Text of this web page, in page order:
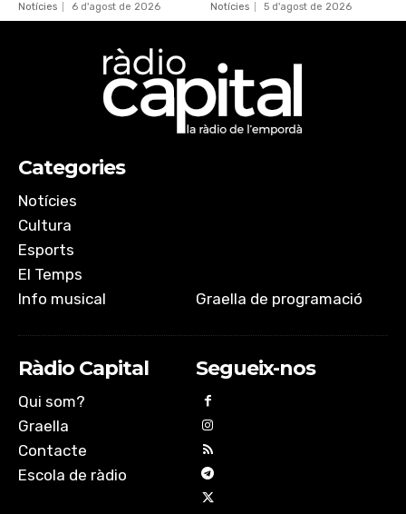
Notícies 6 d'agost de 2026 Notícies 5 d'agost de 2026
Categories
Notícies
Cultura
Esports
El Temps
Info musical
Graella de programació
Ràdio Capital
Qui som?
Graella
Contacte
Escola de ràdio
Segueix-nos